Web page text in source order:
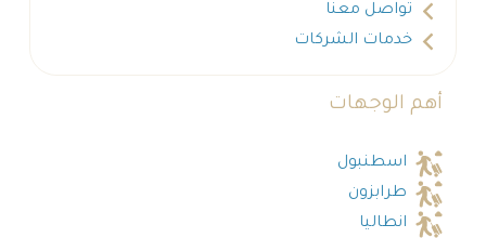
تواصل معنا
خدمات الشركات
أهم الوجهات
اسطنبول
طرابزون
انطاليا